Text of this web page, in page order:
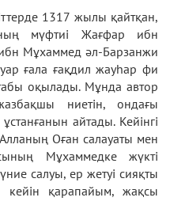
1317 жылы қайтқан,
мүфтиі Жағфар ибн
Мұхаммед әл-Барзанжи
ғала ғақдил жауһар фи
оқылады. Мұнда автор
ниетін, ондағы
айтады. Кейінгі
Оған салауаты мен
Мұхаммедке жүкті
салуы, ер жетуі сияқты
кейін қарапайым, жақсы